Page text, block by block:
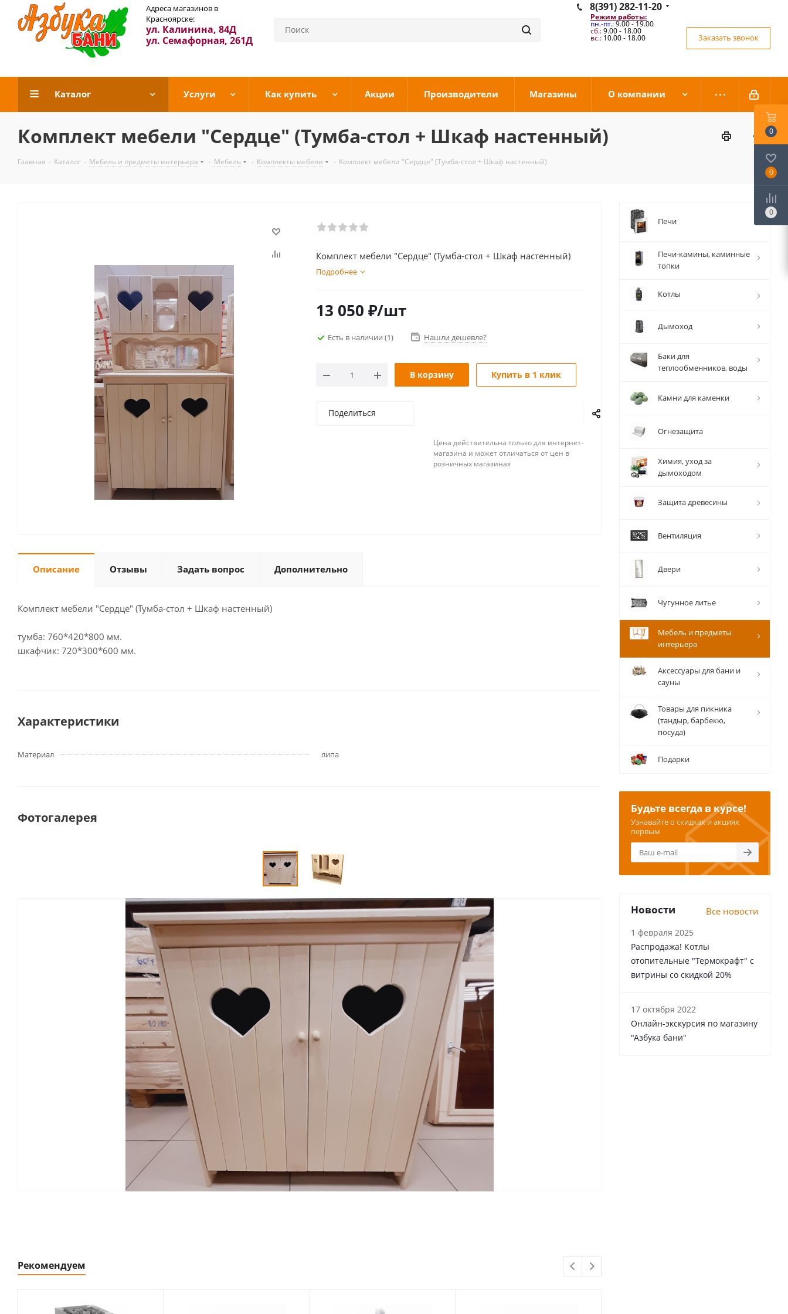
Адреса магазинов в
Красноярске:
ул. Калинина, 84Д
ул. Семафорная, 261Д
8(391) 282-11-20
Режим работы:
пн.-пт.:9.00 - 19.00
сб.:9.00 - 18.00
вс.: 10.00 - 18.00 Заказать звонок
Каталог Услуги Как купить Акции Производители Магазины О компании
Комплект мебели "Сердце" (Тумба-стол + Шкаф настенный)
Главная - Каталог - Мебель и предметы интерьера - Мебель - Комплекты мебели - Комплект мебели "Сердце" (Тумба-стол + Шкаф настенный)
Комплект мебели "Сердце" (Тумба-стол + Шкаф настенный)
Подробнее
13 050 ₽/шт
Есть в наличии (1) Нашли дешевле?
В корзину Купить в 1 клик
Поделиться
Цена действительна только для интернет-
магазина и может отличаться от цен в
розничных магазинах
Описание Отзывы Задать вопрос Дополнительно
Комплект мебели "Сердце" (Тумба-стол + Шкаф настенный)
тумба: 760*420*800 мм.
шкафчик: 720*300*600 мм.
Характеристики
Материал липа
Фотогалерея
Рекомендуем
Печи
Печи-камины, каминные
топки
Котлы
Дымоход
Баки для
теплообменников, воды
Камни для каменки
Огнезащита
Химия, уход за
дымоходом
Защита древесины
Вентиляция
Двери
Чугунное литье
Мебель и предметы
интерьера
Аксессуары для бани и
сауны
Товары для пикника
(тандыр, барбекю,
посуда)
Подарки
Будьте всегда в курсе!
Узнавайте о скидках и акциях
первым
Новости Все новости
1 февраля 2025
Распродажа! Котлы
отопительные "Термокрафт" с
витрины со скидкой 20%
17 октября 2022
Онлайн-экскурсия по магазину
"Азбука бани"
0
0
0